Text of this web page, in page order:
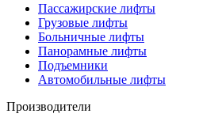
Пассажирские лифты
Грузовые лифты
Больничные лифты
Панорамные лифты
Подъемники
Автомобильные лифты
Производители